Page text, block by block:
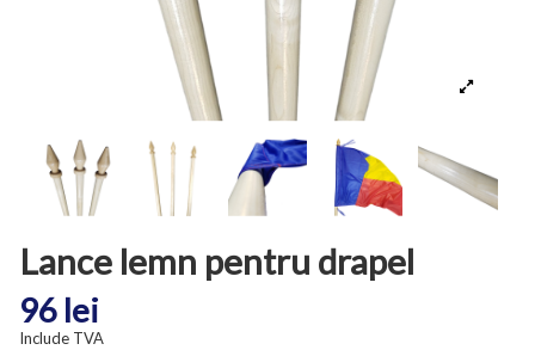
Lance lemn pentru drapel
96 lei
Include TVA